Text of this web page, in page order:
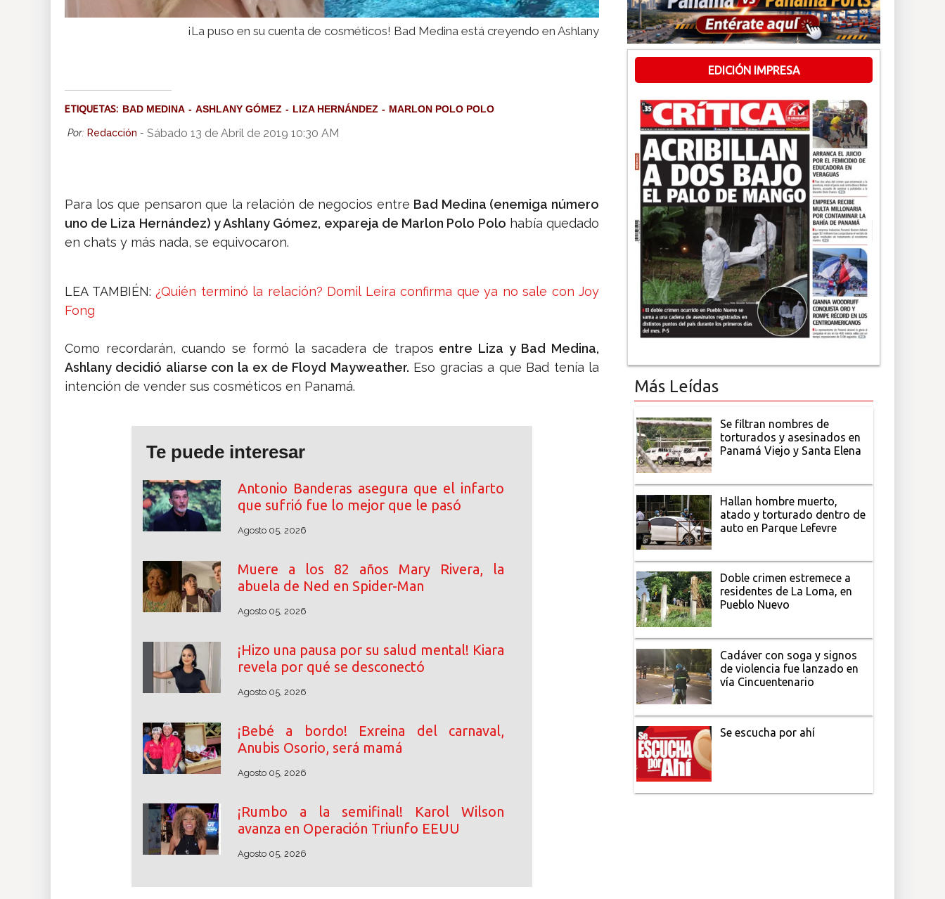
¡La puso en su cuenta de cosméticos! Bad Medina está creyendo en Ashlany
ETIQUETAS: BAD MEDINA ASHLANY GÓMEZ LIZA HERNÁNDEZ MARLON POLO POLO
Por: Redacción - Sábado 13 de Abril de 2019 10:30 AM
Para los que pensaron que la relación de negocios entre Bad Medina (enemiga número
uno de Liza Hernández) y Ashlany Gómez, expareja de Marlon Polo Polo había quedado
en chats y más nada, se equivocaron.
LEA TAMBIÉN: ¿Quién terminó la relación? Domil Leira confirma que ya no sale con Joy
Fong
Como recordarán, cuando se formó la sacadera de trapos entre Liza y Bad Medina,
Ashlany decidió aliarse con la ex de Floyd Mayweather. Eso gracias a que Bad tenía la
intención de vender sus cosméticos en Panamá.
Te puede interesar
Antonio Banderas asegura que el infarto
que sufrió fue lo mejor que le pasó
Agosto 05, 2026
Muere a los 82 años Mary Rivera, la
abuela de Ned en Spider-Man
Agosto 05, 2026
¡Hizo una pausa por su salud mental! Kiara
revela por qué se desconectó
Agosto 05, 2026
¡Bebé a bordo! Exreina del carnaval,
Anubis Osorio, será mamá
Agosto 05, 2026
¡Rumbo a la semifinal! Karol Wilson
avanza en Operación Triunfo EEUU
Agosto 05, 2026
EDICIÓN IMPRESA
Más Leídas
Se filtran nombres de
torturados y asesinados en
Panamá Viejo y Santa Elena
Hallan hombre muerto,
atado y torturado dentro de
auto en Parque Lefevre
Doble crimen estremece a
residentes de La Loma, en
Pueblo Nuevo
Cadáver con soga y signos
de violencia fue lanzado en
vía Cincuentenario
Se escucha por ahí